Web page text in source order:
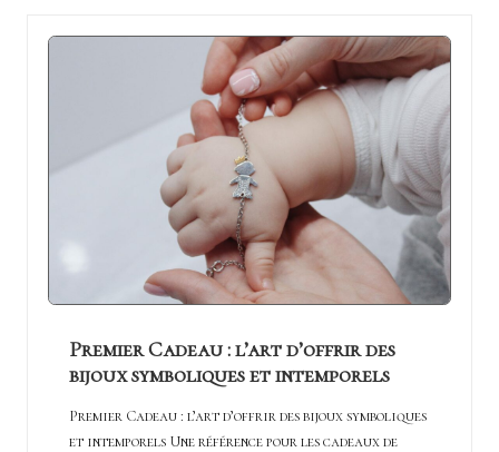
Premier Cadeau : l’art d’offrir des
bijoux symboliques et intemporels
Premier Cadeau : l’art d’offrir des bijoux symboliques
et intemporels Une référence pour les cadeaux de